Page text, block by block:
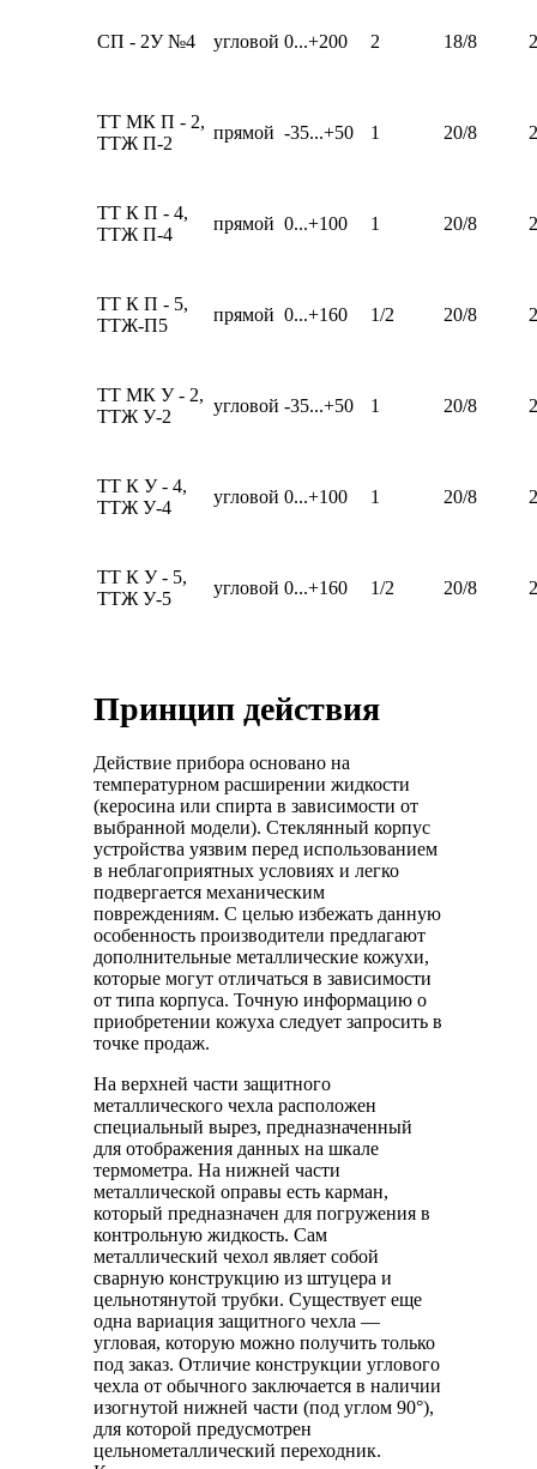
СП - 2У №4 угловой 0...+200 2 18/8
ТТ МК П - 2,
ТТЖ П-2
прямой -35...+50 1 20/8
ТТ К П - 4,
ТТЖ П-4
прямой 0...+100 1 20/8
ТТ К П - 5,
ТТЖ-П5
прямой 0...+160 1/2 20/8
ТТ МК У - 2,
ТТЖ У-2
угловой -35...+50 1 20/8
ТТ К У - 4,
ТТЖ У-4
угловой 0...+100 1 20/8
ТТ К У - 5,
ТТЖ У-5
угловой 0...+160 1/2 20/8
Принцип действия
Действие прибора основано на
температурном расширении жидкости
(керосина или спирта в зависимости от
выбранной модели). Стеклянный корпус
устройства уязвим перед использованием
в неблагоприятных условиях и легко
подвергается механическим
повреждениям. С целью избежать данную
особенность производители предлагают
дополнительные металлические кожухи,
которые могут отличаться в зависимости
от типа корпуса. Точную информацию о
приобретении кожуха следует запросить в
точке продаж.
На верхней части защитного
металлического чехла расположен
специальный вырез, предназначенный
для отображения данных на шкале
термометра. На нижней части
металлической оправы есть карман,
который предназначен для погружения в
контрольную жидкость. Сам
металлический чехол являет собой
сварную конструкцию из штуцера и
цельнотянутой трубки. Существует еще
одна вариация защитного чехла —
угловая, которую можно получить только
под заказ. Отличие конструкции углового
чехла от обычного заключается в наличии
изогнутой нижней части (под углом 90°),
для которой предусмотрен
цельнометаллический переходник.